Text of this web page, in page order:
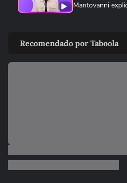
Mantovanni
Mantovanni para
ANDRÉ
mais se destacam
Recomendado por Taboola